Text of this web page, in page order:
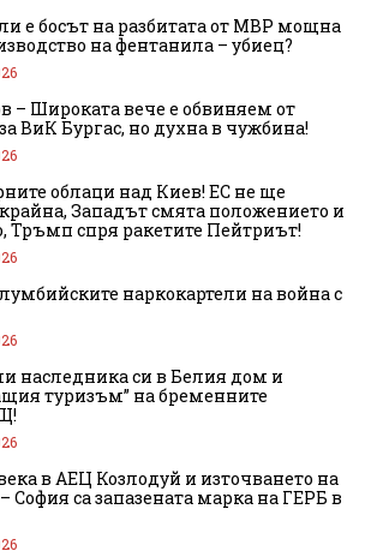
е босът на разбитата от МВР мощна
на фентанила – убиец?
– Широката вече е обвиняем от
ВиК Бургас, но духна в чужбина!
облаци над Киев! ЕС не ще
Западът смята положението и
Тръмп спря ракетите Пейтриът!
наркокартели на война с
наследника си в Белия дом и
туризъм” на бременните
в АЕЦ Козлодуй и източването на
София са запазената марка на ГЕРБ в